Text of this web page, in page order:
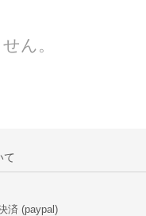
ん。
て
済 (paypal)